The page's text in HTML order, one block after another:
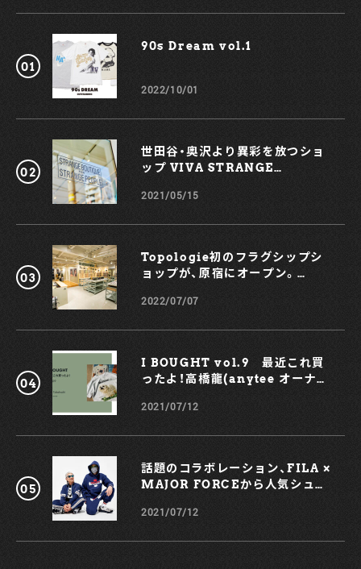
90s Dream vol.1￼
2022/10/01
世田谷・奥沢より異彩を放つショ
ップ VIVA STRANGE
2021/05/15
Topologie初のフラグシップシ
ョップが、原宿にオープン。
も！
2022/07/07
I BOUGHT vol.9 最近これ買
ったよ！高橋龍(anytee オーナ
2021/07/12
話題のコラボレーション、FILA ×
MAJOR FORCEから人気シュー
2021/07/12